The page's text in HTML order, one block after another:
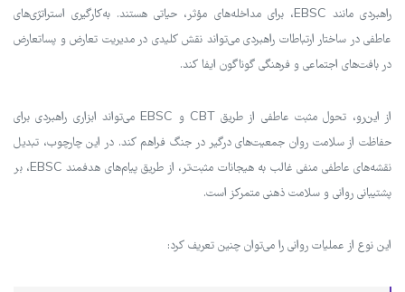
راهبردی مانند EBSC، برای مداخله‌های مؤثر، حیاتی هستند. به‌کارگیری استراتژی‌های
عاطفی در ساختار ارتباطات راهبردی می‌تواند نقش کلیدی در مدیریت تعارض و پساتعارض
در بافت‌های اجتماعی و فرهنگی گوناگون ایفا کند.
از این‌رو، تحول مثبت عاطفی از طریق CBT و EBSC می‌تواند ابزاری راهبردی برای
حفاظت از سلامت روان جمعیت‌های درگیر در جنگ فراهم کند. در این چارچوب، تبدیل
نقشه‌های عاطفی منفی غالب به هیجانات مثبت‌تر، از طریق پیام‌های هدفمند EBSC، بر
پشتیبانی روانی و سلامت ذهنی متمرکز است.
این نوع از عملیات روانی را می‌توان چنین تعریف کرد: